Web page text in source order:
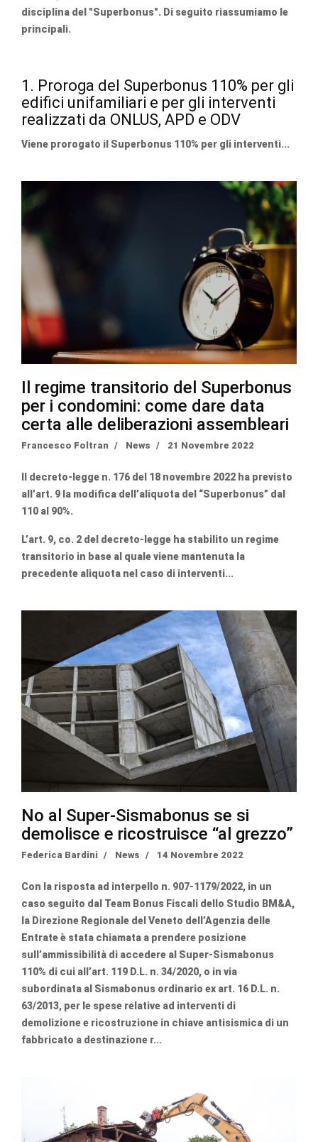
disciplina del "Superbonus". Di seguito riassumiamo le
principali.
1. Proroga del Superbonus 110% per gli
edifici unifamiliari e per gli interventi
realizzati da ONLUS, APD e ODV
Viene prorogato il Superbonus 110% per gli interventi...
Il regime transitorio del Superbonus
per i condomini: come dare data
certa alle deliberazioni assembleari
Francesco Foltran News 21 Novembre 2022
Il decreto-legge n. 176 del 18 novembre 2022 ha previsto
all’art. 9 la modifica dell’aliquota del “Superbonus” dal
110 al 90%.
L’art. 9, co. 2 del decreto-legge ha stabilito un regime
transitorio in base al quale viene mantenuta la
precedente aliquota nel caso di interventi...
No al Super-Sismabonus se si
demolisce e ricostruisce “al grezzo”
Federica Bardini News 14 Novembre 2022
Con la risposta ad interpello n. 907-1179/2022, in un
caso seguito dal Team Bonus Fiscali dello Studio BM&A,
la Direzione Regionale del Veneto dell’Agenzia delle
Entrate è stata chiamata a prendere posizione
sull’ammissibilità di accedere al Super-Sismabonus
110% di cui all’art. 119 D.L. n. 34/2020, o in via
subordinata al Sismabonus ordinario ex art. 16 D.L. n.
63/2013, per le spese relative ad interventi di
demolizione e ricostruzione in chiave antisismica di un
fabbricato a destinazione r...